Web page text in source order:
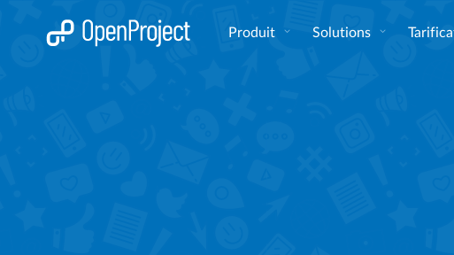
Produit Solutions